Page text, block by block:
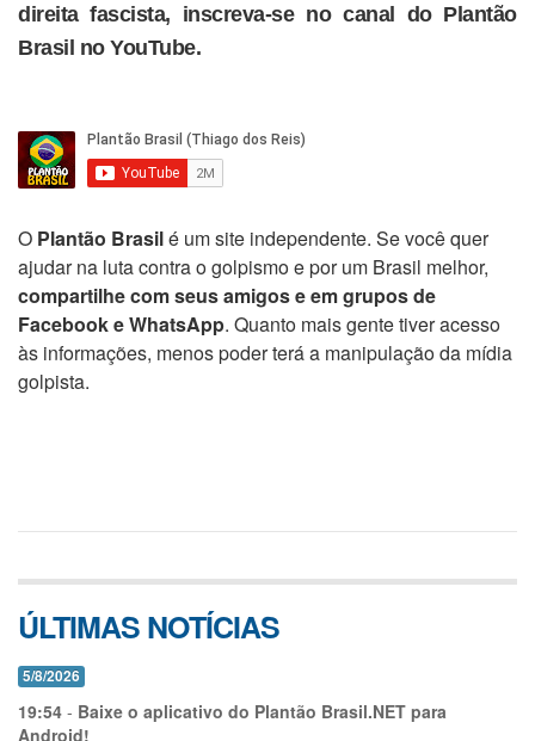
direita fascista, inscreva-se no canal do Plantão
Brasil no YouTube.
O Plantão Brasilé um site independente. Se você quer
ajudar na luta contra o golpismo e por um Brasil melhor,
compartilhe com seus amigos e em grupos de
Facebook e WhatsApp. Quanto mais gente tiver acesso
às informações, menos poder terá a manipulação da mídia
golpista.
ÚLTIMAS NOTÍCIAS
5/8/2026
19:54 - Baixe o aplicativo do Plantão Brasil.NET para
Android!